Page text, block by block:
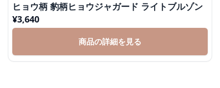
ヒョウ柄 豹柄ヒョウジャガード ライトブルゾン
¥3,640
商品の詳細を見る